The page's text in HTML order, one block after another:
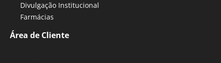
Divulgação Institucional
Farmácias
Área de Cliente